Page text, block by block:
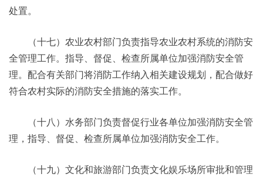
处置。
（十七）农业农村部门负责指导农业农村系统的消防安
全管理工作。指导、督促、检查所属单位加强消防安全管
理。配合有关部门将消防工作纳入相关建设规划，配合做好
符合农村实际的消防安全措施的落实工作。
（十八）水务部门负责督促行业各单位加强消防安全管
理，指导、督促、检查所属单位加强消防安全工作。
（十九）文化和旅游部门负责文化娱乐场所审批和管理